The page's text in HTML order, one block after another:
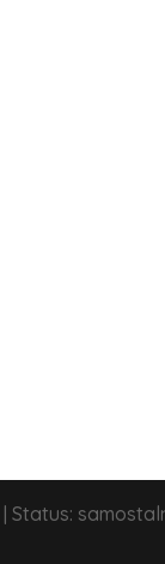
| Status: